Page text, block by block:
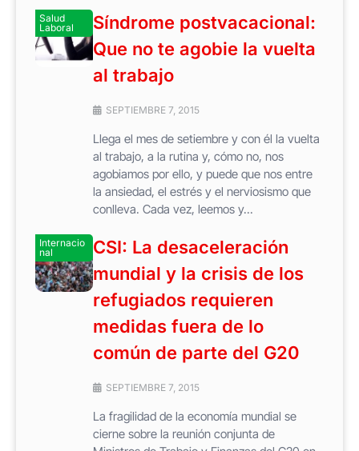
Salud
Laboral
Síndrome postvacacional:
Que no te agobie la vuelta
al trabajo
SEPTIEMBRE 7, 2015
Llega el mes de setiembre y con él la vuelta
al trabajo, a la rutina y, cómo no, nos
agobiamos por ello, y puede que nos entre
la ansiedad, el estrés y el nerviosismo que
conlleva. Cada vez, leemos y...
Internacio
nal
CSI: La desaceleración
mundial y la crisis de los
refugiados requieren
medidas fuera de lo
común de parte del G20
SEPTIEMBRE 7, 2015
La fragilidad de la economía mundial se
cierne sobre la reunión conjunta de